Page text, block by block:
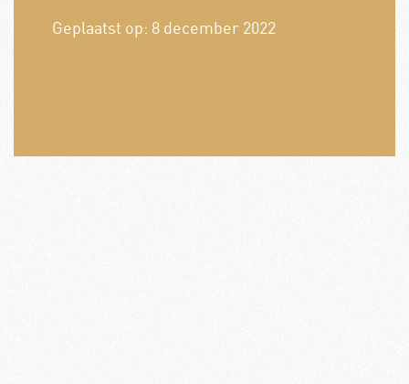
Geplaatst op: 8 december 2022